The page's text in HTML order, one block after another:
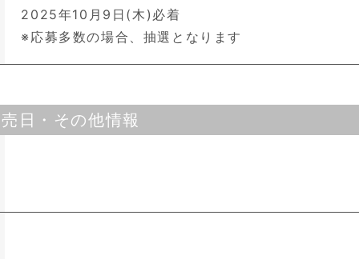
2025年10月9日(木)必着
※応募多数の場合、抽選となります
日・その他情報